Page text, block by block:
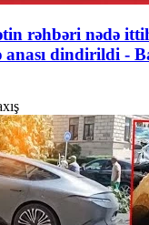
rəhbəri nədə
anası dindirildi -